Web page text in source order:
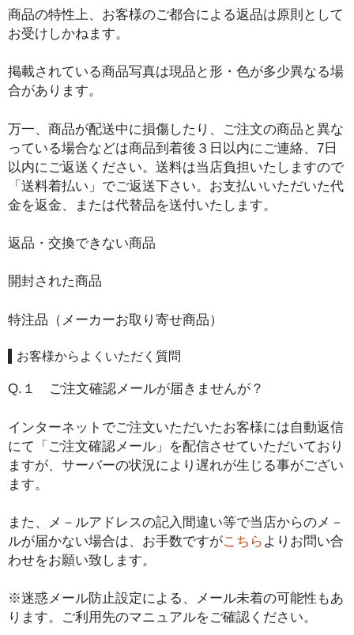
商品の特性上、お客様のご都合による返品は原則として
お受けしかねます。
掲載されている商品写真は現品と形・色が多少異なる場
合があります。
万一、商品が配送中に損傷したり、ご注文の商品と異な
っている場合などは商品到着後３日以内にご連絡、7日
以内にご返送ください。送料は当店負担いたしますので
「送料着払い」でご返送下さい。お支払いいただいた代
金を返金、または代替品を送付いたします。
返品・交換できない商品
開封された商品
特注品（メーカーお取り寄せ商品）
お客様からよくいただく質問
Q.１ ご注文確認メールが届きませんが？
インターネットでご注文いただいたお客様には自動返信
にて「ご注文確認メール」を配信させていただいており
ますが、サーバーの状況により遅れが生じる事がござい
ます。
また、メ－ルアドレスの記入間違い等で当店からのメ－
ルが届かない場合は、お手数ですがこちら よりお問い合
わせをお願い致します。
※迷惑メール防止設定による、メール未着の可能性もあ
ります。ご利用先のマニュアルをご確認ください。